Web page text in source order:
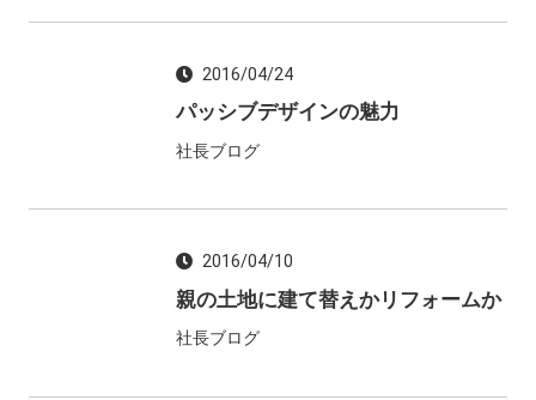
2016/04/24
パッシブデザインの魅力
社長ブログ
2016/04/10
親の土地に建て替えかリフォームか
社長ブログ